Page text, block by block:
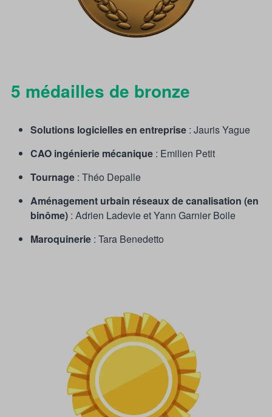
5 médailles de bronze
Solutions logicielles en entreprise : Jauris Yague
CAO ingénierie mécanique : Emilien Petit
Tournage : Théo Depalle
Aménagement urbain réseaux de canalisation (en
binôme) : Adrien Ladevie et Yann Garnier Boile
Maroquinerie : Tara Benedetto